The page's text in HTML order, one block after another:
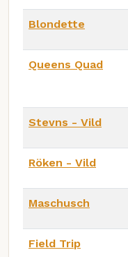
Blondette
Queens Quad
Stevns - Vild
Röken - Vild
Maschusch
Field Trip